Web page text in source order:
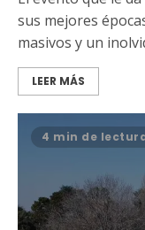
sus mejores
masivos y un
LEER MÁS
4 min de